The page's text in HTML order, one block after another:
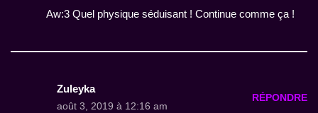
Aw:3 Quel physique séduisant ! Continue comme ça !
Zuleyka
août 3, 2019 à 12:16 am
RÉPONDRE